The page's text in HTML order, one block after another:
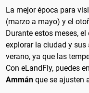
La mejor época para
(marzo a mayo) y el
Durante estos meses,
explorar la ciudad y sus
verano, ya que las
Con eLandFly, puedes
Ammán que se ajusten